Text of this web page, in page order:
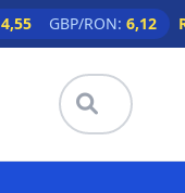
4,55 GBP/RON: 6,12